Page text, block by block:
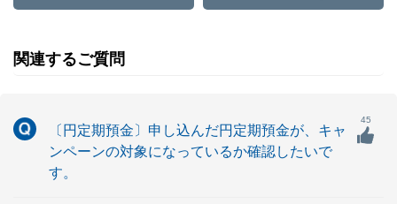
関連するご質問
〔円定期預金〕申し込んだ円定期預金が、キャ
ンペーンの対象になっているか確認したいで
す。
45